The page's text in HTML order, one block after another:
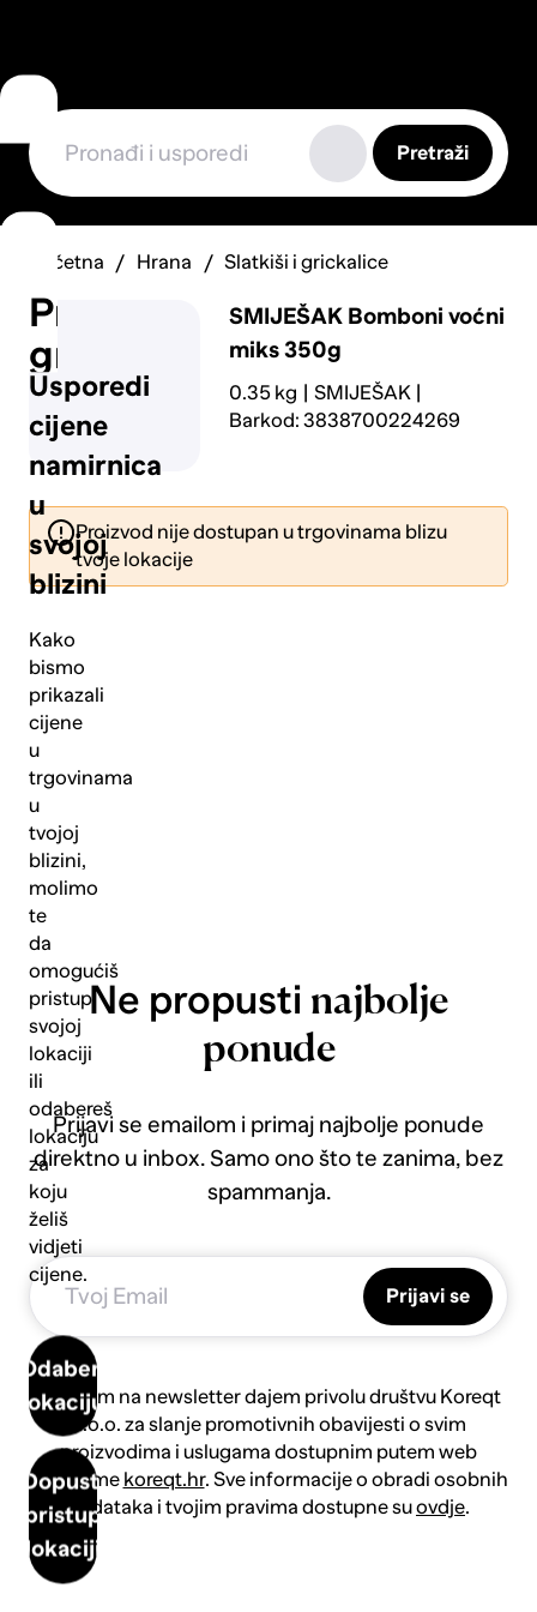
Usporedi
cijene
namirnica
u
svojoj
blizini
Kako
bismo
prikazali
cijene
u
trgovinama
u
tvojoj
blizini,
molimo
te
da
omogućiš
pristup
svojoj
lokaciji
ili
odabereš
lokaciju
za
koju
želiš
vidjeti
cijene.
Odaberi
lokaciju
Dopusti
pristup
lokaciji
Prijavi
grešku
Pošalji
Pretraži
Početna Hrana Slatkiši i grickalice
SMIJEŠAK Bomboni voćni
miks 350g
0.35 kg
SMIJEŠAK
Barkod: 3838700224269
Proizvod nije dostupan u trgovinama blizu
tvoje lokacije
Ne propusti najbolje
ponude
Prijavi se emailom i primaj najbolje ponude
direktno u inbox. Samo ono što te zanima, bez
spammanja.
Prijavi se
Prijavom na newsletter dajem privolu društvu Koreqt
d.o.o. za slanje promotivnih obavijesti o svim
proizvodima i uslugama dostupnim putem web
platforme koreqt.hr. Sve informacije o obradi osobnih
podataka i tvojim pravima dostupne suovdje.